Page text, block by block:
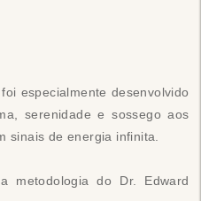
especialmente desenvolvido
serenidade e sossego aos
sinais de energia infinita.
metodologia do Dr. Edward